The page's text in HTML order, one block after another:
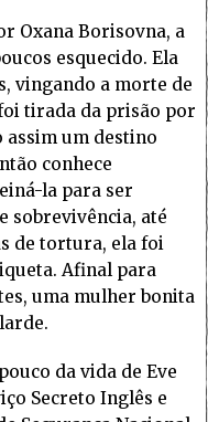
Oxana Borisovna, a
esquecido. Ela
vingando a morte de
tirada da prisão por
assim um destino
conhece
la para ser
sobrevivência, até
de tortura, ela foi
Afinal para
uma mulher bonita
da vida de Eve
Secreto Inglês e